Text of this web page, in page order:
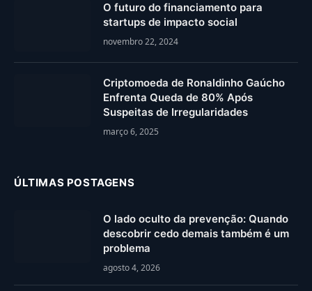
O futuro do financiamento para
startups de impacto social
novembro 22, 2024
Criptomoeda de Ronaldinho Gaúcho
Enfrenta Queda de 80% Após
Suspeitas de Irregularidades
março 6, 2025
ÚLTIMAS POSTAGENS
O lado oculto da prevenção: Quando
descobrir cedo demais também é um
problema
agosto 4, 2026